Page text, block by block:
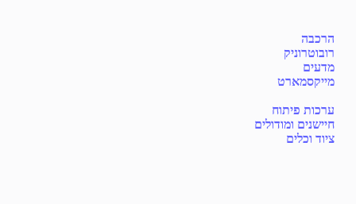
הרכבה
רובוטרוניק
מדעים
מייקסמארט
ערכות פיתוח
חיישנים ומודולים
ציוד וכלים